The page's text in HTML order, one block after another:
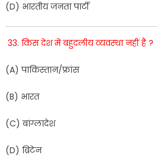
(D) भारतीयजनतापार्टी
33. किसदेशमेंबहुदलीयव्यवस्थानहींहै ?
(A)पाकिस्तान/फ्रांस
(B) भारत
(C)बांग्लादेश
(D) ब्रिटेन